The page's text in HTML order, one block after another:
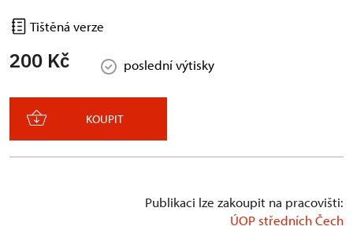
Tištěná verze
200 Kč poslední výtisky
KOUPIT
Publikaci lze zakoupit na pracovišti:
ÚOP středních Čech